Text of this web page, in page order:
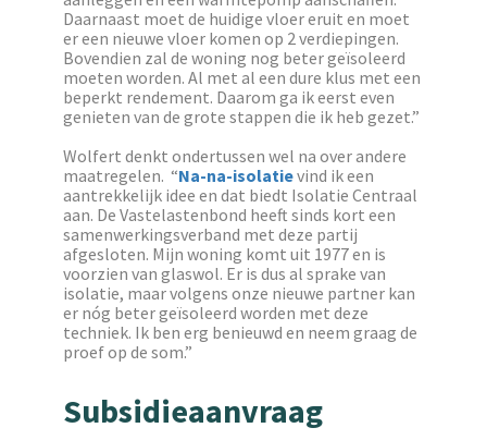
Daarnaast moet de huidige vloer eruit en moet
er een nieuwe vloer komen op 2 verdiepingen.
Bovendien zal de woning nog beter geïsoleerd
moeten worden. Al met al een dure klus met een
beperkt rendement. Daarom ga ik eerst even
genieten van de grote stappen die ik heb gezet.”
Wolfert denkt ondertussen wel na over andere
maatregelen. “Na-na-isolatievind ik een
aantrekkelijk idee en dat biedt Isolatie Centraal
aan. De Vastelastenbond heeft sinds kort een
samenwerkingsverband met deze partij
afgesloten. Mijn woning komt uit 1977 en is
voorzien van glaswol. Er is dus al sprake van
isolatie, maar volgens onze nieuwe partner kan
er nóg beter geïsoleerd worden met deze
techniek. Ik ben erg benieuwd en neem graag de
proef op de som.”
Subsidieaanvraag